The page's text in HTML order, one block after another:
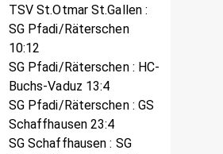
TSV St.Otmar St.Gallen :
SG Pfadi/Räterschen
10:12
SG Pfadi/Räterschen : HC-
Buchs-Vaduz 13:4
SG Pfadi/Räterschen : GS
Schaffhausen 23:4
SG Schaffhausen : SG